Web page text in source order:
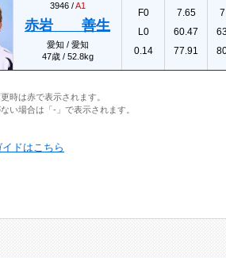
3946 /A1
赤岩 善生
愛知 / 愛知
47歳 / 52.8kg
F0
L0
0.14
7.65
60.47
77.91
時は赤で表示されます。
い場合は「-」で表示されます。
ドはこちら